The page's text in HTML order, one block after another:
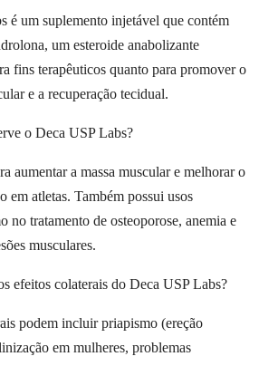
é um suplemento injetável que contém
um esteroide anabolizante
fins terapêuticos quanto para promover o
e a recuperação tecidual.
o Deca USP Labs?
aumentar a massa muscular e melhorar o
em atletas. Também possui usos
no tratamento de osteoporose, anemia e
musculares.
efeitos colaterais do Deca USP Labs?
podem incluir priapismo (ereção
em mulheres, problemas